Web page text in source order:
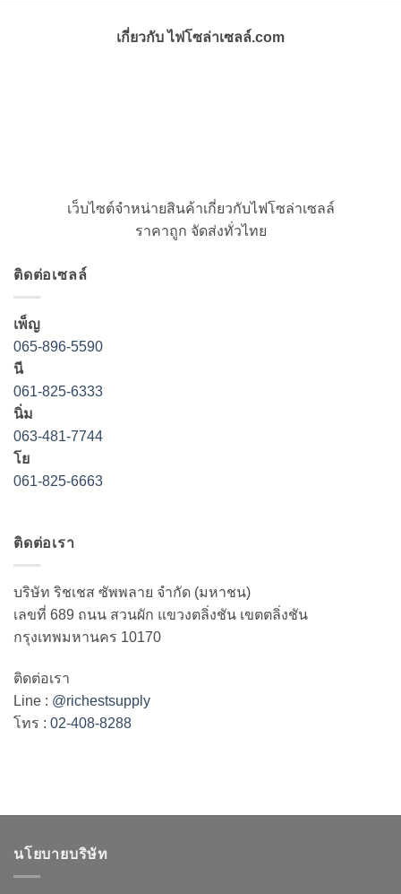
เกี่ยวกับ ไฟโซล่าเซลล์.com
เว็บไซต์จำหน่ายสินค้าเกี่ยวกับไฟโซล่าเซลล์
ราคาถูก จัดส่งทั่วไทย
ติดต่อเซลล์
เพ็ญ
065-896-5590
นี
061-825-6333
นิ่ม
063-481-7744
โย
061-825-6663
ติดต่อเรา
บริษัท ริชเชส ซัพพลาย จำกัด (มหาชน)
เลขที่ 689 ถนน สวนผัก แขวงตลิ่งชัน เขตตลิ่งชัน
กรุงเทพมหานคร 10170
ติดต่อเรา
Line : @richestsupply
โทร : 02-408-8288
นโยบายบริษัท